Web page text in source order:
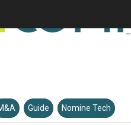
Guide Nomine Tech